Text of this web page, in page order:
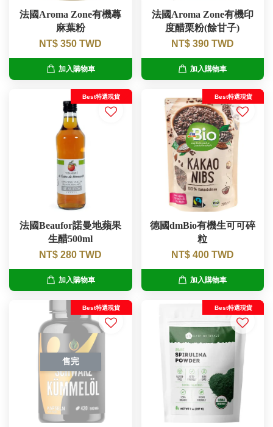
法國Aroma Zone有機蕁
麻葉粉
NT$ 350 TWD
加入購物車
法國Aroma Zone有機印
度醋栗粉(餘甘子)
NT$ 390 TWD
加入購物車
Best特選現貨
法國Beaufor諾曼地蘋果
生醋500ml
NT$ 280 TWD
加入購物車
Best特選現貨
德國dmBio有機生可可碎
粒
NT$ 400 TWD
加入購物車
售完
Best特選現貨 Best特選現貨